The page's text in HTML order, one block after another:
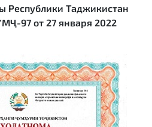
Республики Таджикистан
97 от 27 января 2022